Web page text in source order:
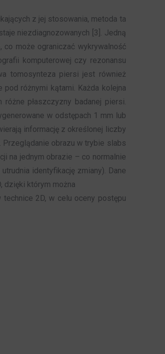
z jej stosowania, metoda ta
niezdiagnozowanych [3]. Jedną
co może ograniczać wykrywalność
komputerowej czy rezonansu
tomosynteza piersi jest również
różnymi kątami. Każda kolejna
płaszczyzny badanej piersi.
w odstępach 1 mm lub
informację z określonej liczby
Przeglądanie obrazu w trybie slabs
na jednym obrazie – co normalnie
identyfikację zmiany). Dane
dzięki którym można
2D, w celu oceny postępu